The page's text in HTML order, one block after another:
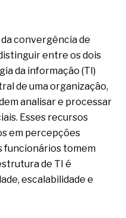
convergência de
entre os dois
da informação (TI)
de uma organização,
analisar e processar
Esses recursos
em percepções
funcionários tomem
de TI é
escalabilidade e